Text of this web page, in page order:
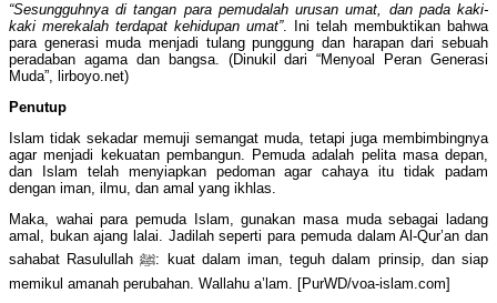
“Sesungguhnya di tangan para pemudalah urusan umat, dan pada kaki-
kaki merekalah terdapat kehidupan umat”. Ini telah membuktikan bahwa
para generasi muda menjadi tulang punggung dan harapan dari sebuah
peradaban agama dan bangsa. (Dinukil dari “Menyoal Peran Generasi
Muda”, lirboyo.net)
Penutup
Islam tidak sekadar memuji semangat muda, tetapi juga membimbingnya
agar menjadi kekuatan pembangun. Pemuda adalah pelita masa depan,
dan Islam telah menyiapkan pedoman agar cahaya itu tidak padam
dengan iman, ilmu, dan amal yang ikhlas.
Maka, wahai para pemuda Islam, gunakan masa muda sebagai ladang
amal, bukan ajang lalai. Jadilah seperti para pemuda dalam Al-Qur’an dan
sahabat Rasulullah ﷺ: kuat dalam iman, teguh dalam prinsip, dan siap
memikul amanah perubahan. Wallahu a’lam. [PurWD/voa-islam.com]